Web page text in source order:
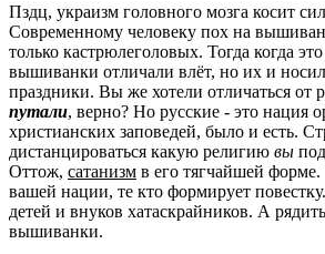
Пздц, украизм головного мозга косит
Современному человеку пох на
только кастрюлеголовых. Тогда когда
вышиванки отличали влёт, но их и
праздники. Вы же хотели отличаться от
путали, верно? Но русские - это нация
христианских заповедей, было и есть.
дистанцироваться какую религию вы
Оттож, сатанизм в его тягчайшей форме.
вашей нации, те кто формирует
детей и внуков хатаскрайников. А
вышиванки.